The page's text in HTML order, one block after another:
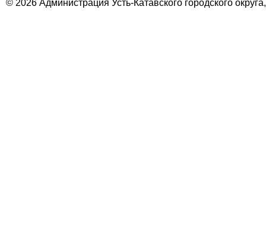
© 2026 Администрация Усть-Катавского городского